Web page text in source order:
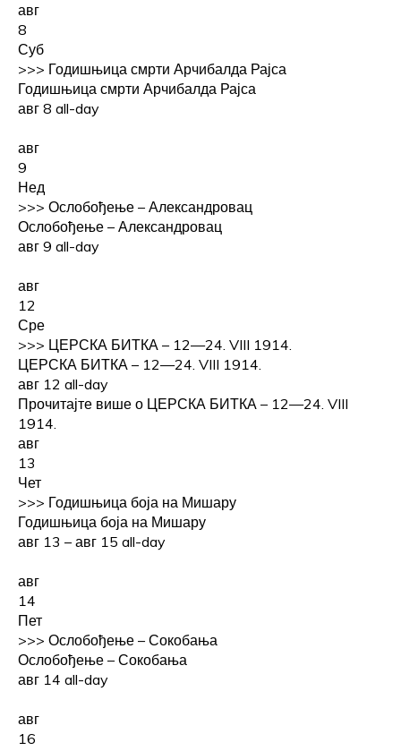
авг
8
Суб
>>> Годишњица смрти Арчибалда Рајса
Годишњица смрти Арчибалда Рајса
авг 8 all-day
авг
9
Нед
>>> Ослобођење – Александровац
Ослобођење – Александровац
авг 9 all-day
авг
12
Сре
>>> ЦЕРСКА БИТКА – 12—24. VIII 1914.
ЦЕРСКА БИТКА – 12—24. VIII 1914.
авг 12 all-day
Прочитајте више о ЦЕРСКА БИТКА – 12—24. VIII
1914.
авг
13
Чет
>>> Годишњица боја на Мишару
Годишњица боја на Мишару
авг 13 – авг 15 all-day
авг
14
Пет
>>> Ослобођење – Сокобања
Ослобођење – Сокобања
авг 14 all-day
авг
16